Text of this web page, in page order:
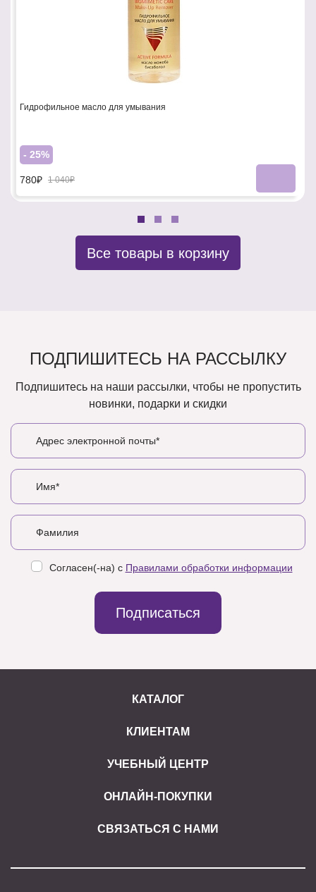
Гидрофильное масло для умывания
- 25%
780₽ 1 040₽
Все товары в корзину
ПОДПИШИТЕСЬ НА РАССЫЛКУ
Подпишитесь на наши рассылки, чтобы не пропустить
новинки, подарки и скидки
Согласен(-на) с Правилами обработки информации
Подписаться
КАТАЛОГ
КЛИЕНТАМ
УЧЕБНЫЙ ЦЕНТР
ОНЛАЙН-ПОКУПКИ
СВЯЗАТЬСЯ С НАМИ